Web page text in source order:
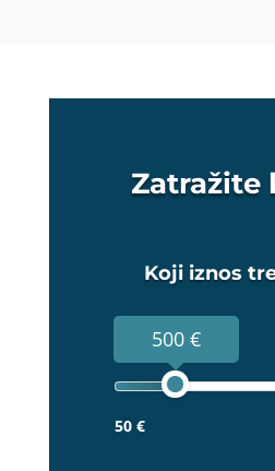
Zatražite
Koji iznos
500 €
50 €